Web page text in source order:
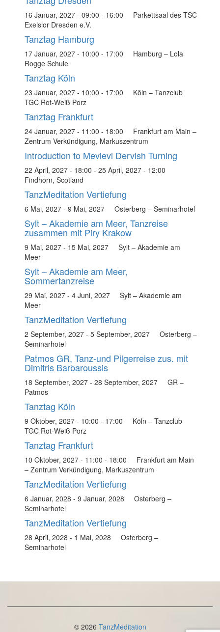
16 Januar, 2027 - 09:00 - 16:00
Parkettsaal des TSC
Exelsior Dresden e.V.
Tanztag Hamburg
17 Januar, 2027 - 10:00 - 17:00
Hamburg – Lola
Rogge Schule
Tanztag Köln
23 Januar, 2027 - 10:00 - 17:00
Köln – Tanzclub
TGC Rot-Weiß Porz
Tanztag Frankfurt
24 Januar, 2027 - 11:00 - 18:00
Frankfurt am Main –
Zentrum Verkündigung, Markuszentrum
Introduction to Mevlevi Dervish Turning
22 April, 2027 - 18:00 - 25 April, 2027 - 12:00
Findhorn, Scotland
TanzMeditation Vertiefung
6 Mai, 2027 - 9 Mai, 2027 Osterberg – Seminarhotel
Sylt – Akademie am Meer, Tanzreise
zusammen mit Piry Krakow
9 Mai, 2027 - 15 Mai, 2027
Sylt – Akademie am
Meer
Sylt – Akademie am Meer,
Sommertanzreise
29 Mai, 2027 - 4 Juni, 2027
Sylt – Akademie am
Meer
TanzMeditation Vertiefung
2 September, 2027 - 5 September, 2027
Osterberg –
Seminarhotel
Patmos GR, Tanz-und Pilgerreise zus. mit
Dimitris Barbaroussis
18 September, 2027 - 28 September, 2027
GR –
Patmos
Tanztag Köln
9 Oktober, 2027 - 10:00 - 17:00
Köln – Tanzclub
TGC Rot-Weiß Porz
Tanztag Frankfurt
10 Oktober, 2027 - 11:00 - 18:00
Frankfurt am Main
– Zentrum Verkündigung, Markuszentrum
TanzMeditation Vertiefung
6 Januar, 2028 - 9 Januar, 2028
Osterberg –
Seminarhotel
TanzMeditation Vertiefung
28 April, 2028 - 1 Mai, 2028
Osterberg –
Seminarhotel
© 2026 TanzMeditation